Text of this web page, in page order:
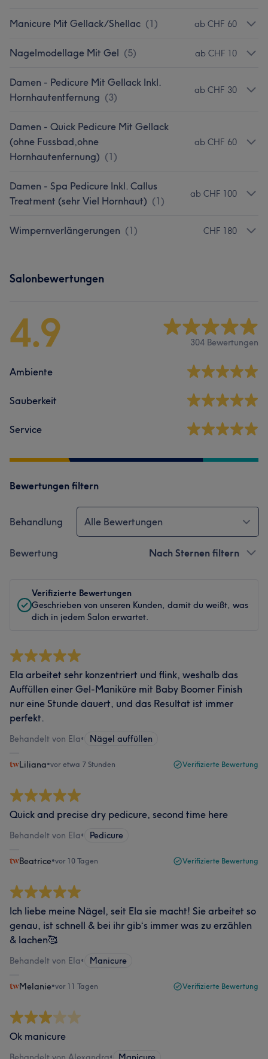
Manicure Mit Gellack/Shellac (1) ab CHF 60
Nagelmodellage Mit Gel (5) ab CHF 10
Damen - Pedicure Mit Gellack Inkl.
Hornhautentfernung (3)
ab CHF 30
Damen - Quick Pedicure Mit Gellack
(ohne Fussbad,ohne
Hornhautenfernung) (1)
ab CHF 60
Damen - Spa Pedicure Inkl. Callus
Treatment (sehr Viel Hornhaut) (1)
ab CHF 100
Wimpernverlängerungen (1) CHF 180
Salonbewertungen
4.9 304 Bewertungen
Ambiente
Sauberkeit
Service
Bewertungen filtern
Behandlung Alle Bewertungen
Bewertung Nach Sternen filtern
Verifizierte Bewertungen
Geschrieben von unseren Kunden, damit du weißt, was
dich in jedem Salon erwartet.
Ela arbeitet sehr konzentriert und flink, weshalb das
Auffüllen einer Gel-Maniküre mit Baby Boomer Finish
nur eine Stunde dauert, und das Resultat ist immer
perfekt.
Behandelt von Ela• Nägel auffüllen
Liliana•vor etwa 7 Stunden Verifizierte Bewertung
Quick and precise dry pedicure, second time here
Behandelt von Ela• Pedicure
Beatrice•vor 10 Tagen Verifizierte Bewertung
Ich liebe meine Nägel, seit Ela sie macht! Sie arbeitet so
genau, ist schnell & bei ihr gib‘s immer was zu erzählen
& lachen🥰
Behandelt von Ela• Manicure
Melanie•vor 11 Tagen Verifizierte Bewertung
Ok manicure